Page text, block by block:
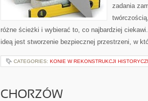
zadania
różne ścieżki i wybierać to, co najbardziej
ideą jest stworzenie bezpiecznej przestrzeni, w
CATEGORIES: KONIE W REKONSTRUKCJI
CHORZÓW